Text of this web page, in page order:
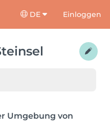
DE Einloggen
Umgebung von